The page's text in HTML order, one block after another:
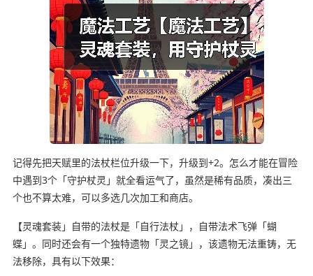
记得先把天赋里的法杖栏位升级一下，升级到+2。怎么才能在冒险
中遇到3个「守护杖灵」就全看运气了，虽然是稀有品质，凑出三
个也不算太难，可以多选几次加工和商店。
【灵魂套装」自带的法杖是「自行法杖」，自带法术飞弹「蝴
蝶」。同时还会有一个独特遗物「灵之镜」，该遗物无法重铸，无
法移除，具有以下效果：